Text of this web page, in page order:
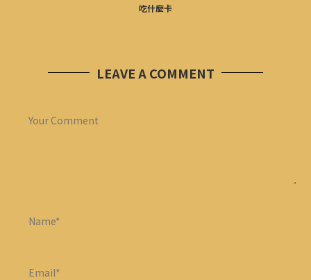
吃什麼卡
LEAVE A COMMENT